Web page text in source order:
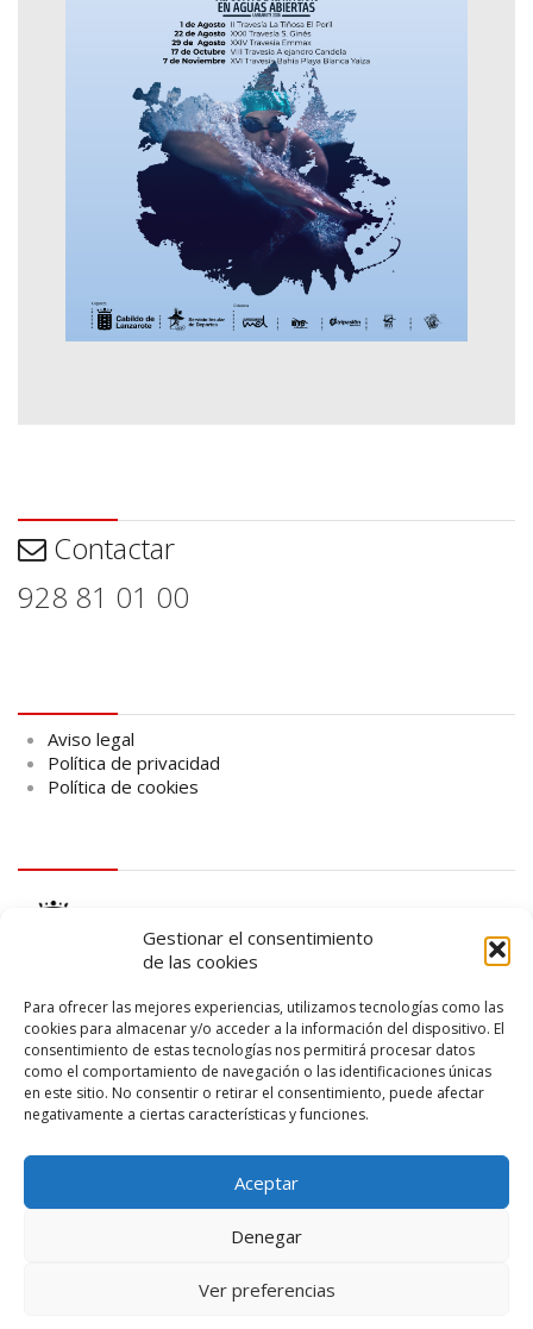
Gestionar el consentimiento
de las cookies
Para ofrecer las mejores experiencias, utilizamos tecnologías como las
cookies para almacenar y/o acceder a la información del dispositivo. El
consentimiento de estas tecnologías nos permitirá procesar datos
como el comportamiento de navegación o las identificaciones únicas
en este sitio. No consentir o retirar el consentimiento, puede afectar
negativamente a ciertas características y funciones.
Aceptar
Denegar
Ver preferencias
Contactar
928 81 01 00
Aviso legal
Política de privacidad
Política de cookies
logo SID